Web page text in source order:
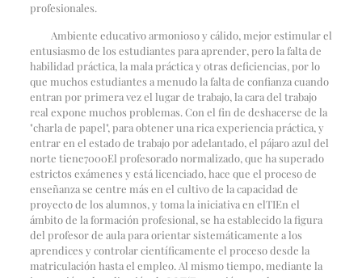
profesionales.
Ambiente educativo armonioso y cálido, mejor estimular el
entusiasmo de los estudiantes para aprender, pero la falta de
habilidad práctica, la mala práctica y otras deficiencias, por lo
que muchos estudiantes a menudo la falta de confianza cuando
entran por primera vez el lugar de trabajo, la cara del trabajo
real expone muchos problemas. Con el fin de deshacerse de la
"charla de papel", para obtener una rica experiencia práctica, y
entrar en el estado de trabajo por adelantado, el pájaro azul del
norte tiene7000El profesorado normalizado, que ha superado
estrictos exámenes y está licenciado, hace que el proceso de
enseñanza se centre más en el cultivo de la capacidad de
proyecto de los alumnos, y toma la iniciativa en elTIEn el
ámbito de la formación profesional, se ha establecido la figura
del profesor de aula para orientar sistemáticamente a los
aprendices y controlar científicamente el proceso desde la
matriculación hasta el empleo. Al mismo tiempo, mediante la